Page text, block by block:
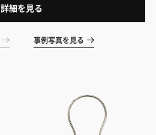
詳細を見る
事例写真を見る